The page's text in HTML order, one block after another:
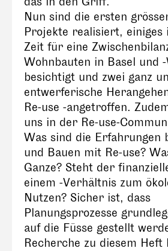
Nun sind die ersten
Projekte realisiert, einiges
Zeit für eine
Wohnbauten in Basel und
besichtigt und zwei ganz
entwerferische
Re-use -angetroffen.
uns in der Re-use-
Was sind die Erfahrungen
und Bauen mit Re-use?
Ganze? Steht der
einem -Verhältnis zum
Nutzen? Sicher ist, dass
Planungsprozesse
auf die Füsse gestellt
Recherche zu diesem Heft